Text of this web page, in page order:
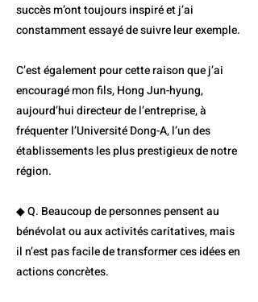
succès m’ont toujours inspiré et j’ai
constamment essayé de suivre leur exemple.
C’est également pour cette raison que j’ai
encouragé mon fils, Hong Jun-hyung,
aujourd’hui directeur de l’entreprise, à
fréquenter l’Université Dong-A, l’un des
établissements les plus prestigieux de notre
région.
◆ Q. Beaucoup de personnes pensent au
bénévolat ou aux activités caritatives, mais
il n’est pas facile de transformer ces idées en
actions concrètes.